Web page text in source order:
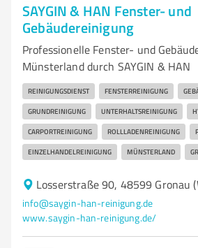
SAYGIN & HAN Fenster- und
Gebäudereinigung
Professionelle Fenster- und
Münsterland durch SAYGIN & HAN
REINIGUNGSDIENST FENSTERREINIGUNG
GRUNDREINIGUNG UNTERHALTSREINIGUNG
CARPORTREINIGUNG ROLLLADENREINIGUNG
EINZELHANDELREINIGUNG MÜNSTERLAND
Losserstraße 90, 48599 Gronau
info@saygin-han-reinigung.de
www.saygin-han-reinigung.de/